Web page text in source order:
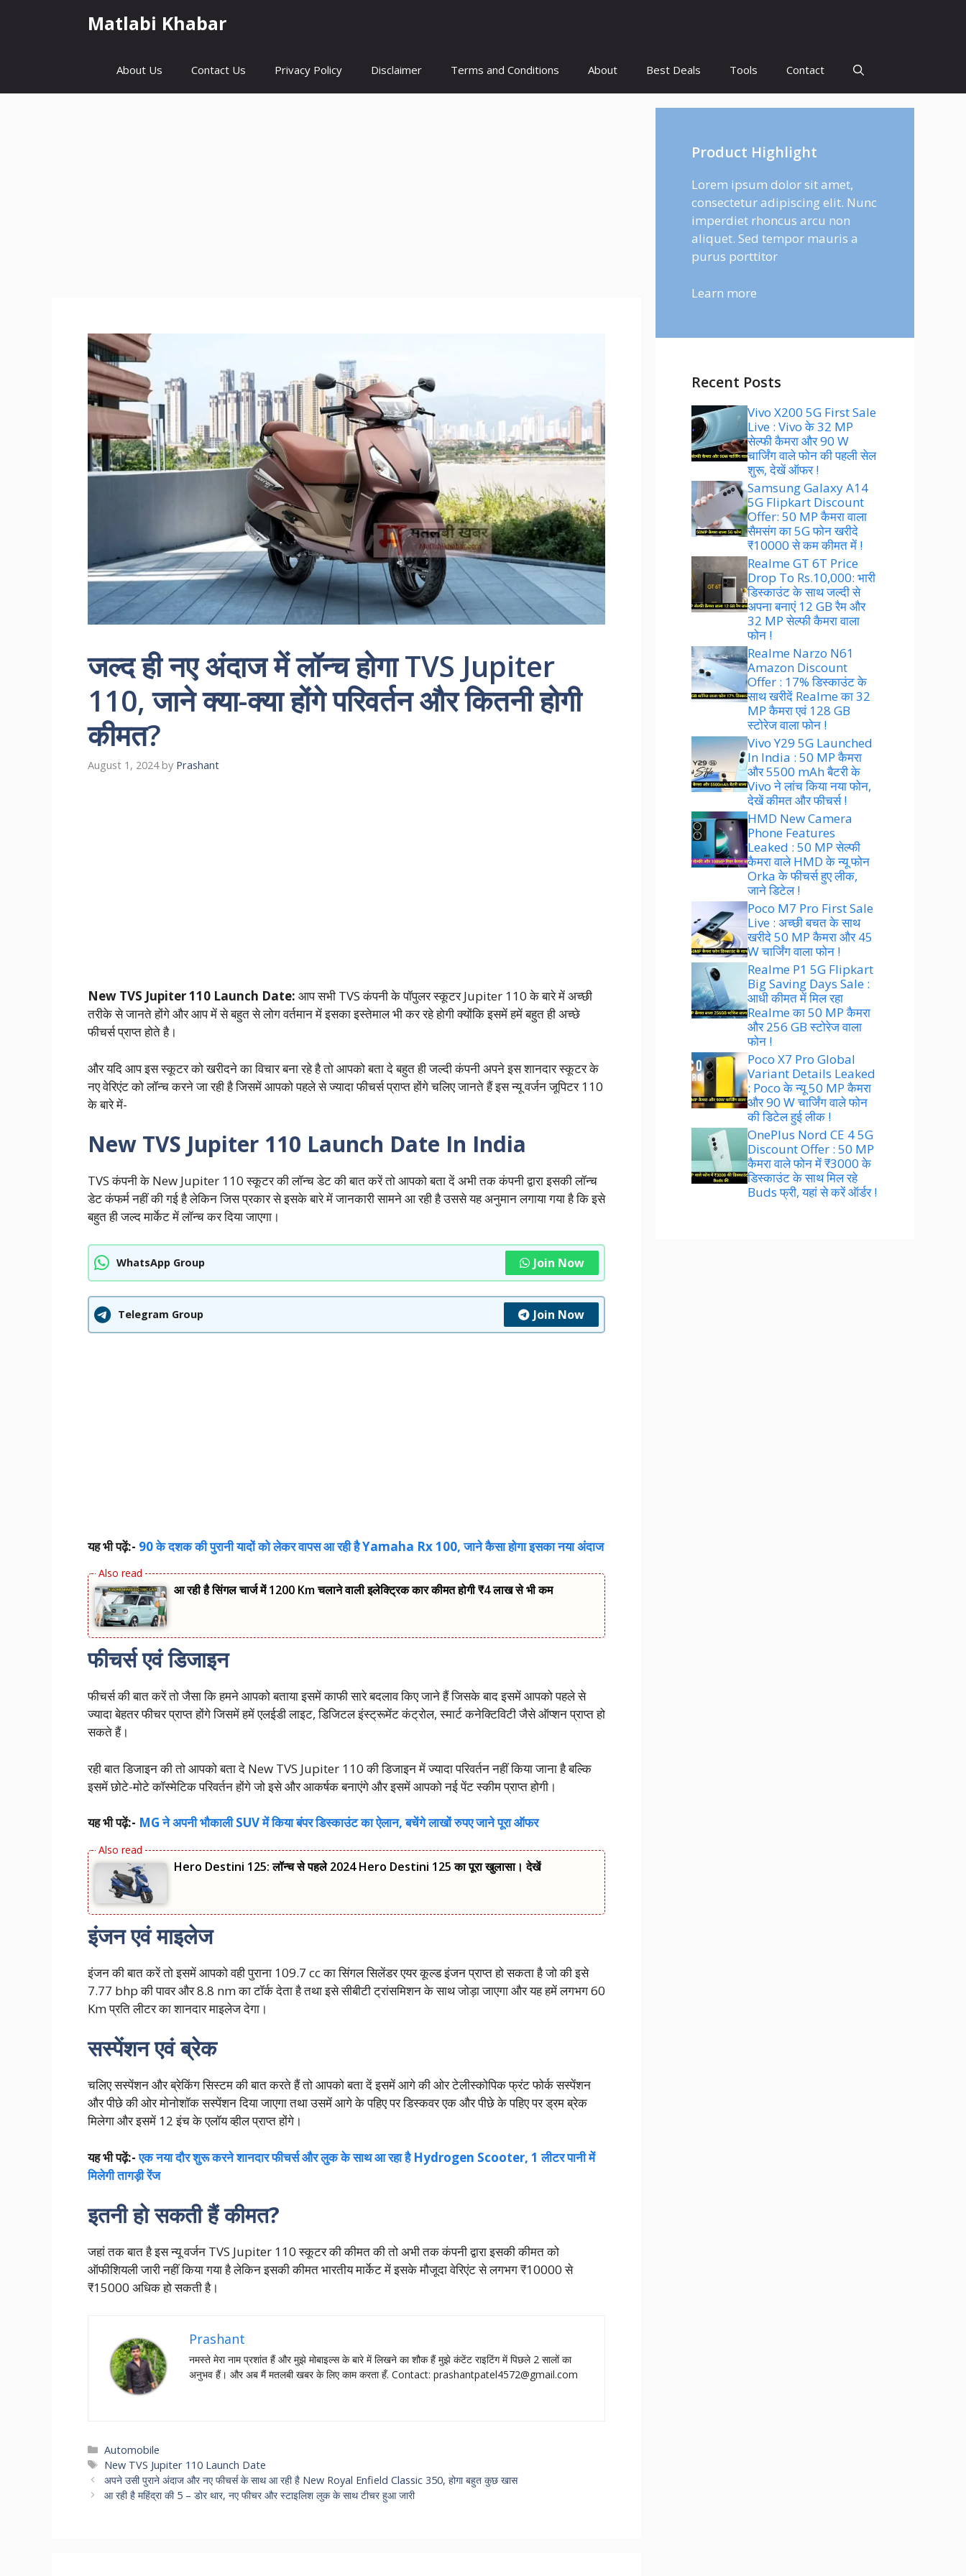
Matlabi Khabar
About Us Contact Us Privacy Policy Disclaimer Terms and Conditions About Best Deals Tools Contact
जल्द ही नए अंदाज में लॉन्च होगा TVS Jupiter
110, जाने क्या-क्या होंगे परिवर्तन और कितनी होगी
कीमत?
August 1, 2024 by Prashant
New TVS Jupiter 110 Launch Date: आप सभी TVS कंपनी के पॉपुलर स्कूटर Jupiter 110 के बारे में अच्छी
तरीके से जानते होंगे और आप में से बहुत से लोग वर्तमान में इसका इस्तेमाल भी कर रहे होगी क्योंकि इसमें हमें बहुत ही अच्छे
फीचर्स प्राप्त होते है।
और यदि आप इस स्कूटर को खरीदने का विचार बना रहे है तो आपको बता दे बहुत ही जल्दी कंपनी अपने इस शानदार स्कूटर के
नए वेरिएंट को लॉन्च करने जा रही है जिसमें आपको पहले से ज्यादा फीचर्स प्राप्त होंगे चलिए जानते हैं इस न्यू वर्जन जूपिटर 110
के बारे में-
New TVS Jupiter 110 Launch Date In India
TVS कंपनी के New Jupiter 110 स्कूटर की लॉन्च डेट की बात करें तो आपको बता दें अभी तक कंपनी द्वारा इसकी लॉन्च
डेट कंफर्म नहीं की गई है लेकिन जिस प्रकार से इसके बारे में जानकारी सामने आ रही है उससे यह अनुमान लगाया गया है कि इसे
बहुत ही जल्द मार्केट में लॉन्च कर दिया जाएगा।
WhatsApp Group Join Now
Telegram Group Join Now
यह भी पढ़ें:- 90 के दशक की पुरानी यादों को लेकर वापस आ रही है Yamaha Rx 100, जाने कैसा होगा इसका नया अंदाज
आ रही है सिंगल चार्ज में 1200 Km चलाने वाली इलेक्ट्रिक कार कीमत होगी ₹4 लाख से भी कम
फीचर्स एवं डिजाइन
फीचर्स की बात करें तो जैसा कि हमने आपको बताया इसमें काफी सारे बदलाव किए जाने हैं जिसके बाद इसमें आपको पहले से
ज्यादा बेहतर फीचर प्राप्त होंगे जिसमें हमें एलईडी लाइट, डिजिटल इंस्ट्रूमेंट कंट्रोल, स्मार्ट कनेक्टिविटी जैसे ऑप्शन प्राप्त हो
सकते हैं।
रही बात डिजाइन की तो आपको बता दे New TVS Jupiter 110 की डिजाइन में ज्यादा परिवर्तन नहीं किया जाना है बल्कि
इसमें छोटे-मोटे कॉस्मेटिक परिवर्तन होंगे जो इसे और आकर्षक बनाएंगे और इसमें आपको नई पेंट स्कीम प्राप्त होगी।
यह भी पढ़ें:- MG ने अपनी भौकाली SUV में किया बंपर डिस्काउंट का ऐलान, बचेंगे लाखों रुपए जाने पूरा ऑफर
Hero Destini 125: लॉन्‍च से पहले 2024 Hero Destini 125 का पूरा खुलासा। देखें
इंजन एवं माइलेज
इंजन की बात करें तो इसमें आपको वही पुराना 109.7 cc का सिंगल सिलेंडर एयर कूल्ड इंजन प्राप्त हो सकता है जो की इसे
7.77 bhp की पावर और 8.8 nm का टॉर्क देता है तथा इसे सीबीटी ट्रांसमिशन के साथ जोड़ा जाएगा और यह हमें लगभग 60
Km प्रति लीटर का शानदार माइलेज देगा।
सस्पेंशन एवं ब्रेक
चलिए सस्पेंशन और ब्रेकिंग सिस्टम की बात करते हैं तो आपको बता दें इसमें आगे की ओर टेलीस्कोपिक फ्रंट फोर्क सस्पेंशन
और पीछे की ओर मोनोशॉक सस्पेंशन दिया जाएगा तथा उसमें आगे के पहिए पर डिस्कवर एक और पीछे के पहिए पर ड्रम ब्रेक
मिलेगा और इसमें 12 इंच के एलॉय व्हील प्राप्त होंगे।
यह भी पढ़ें:-एक नया दौर शुरू करने शानदार फीचर्स और लुक के साथ आ रहा है Hydrogen Scooter, 1 लीटर पानी में
मिलेगी तागड़ी रेंज
इतनी हो सकती हैं कीमत?
जहां तक बात है इस न्यू वर्जन TVS Jupiter 110 स्कूटर की कीमत की तो अभी तक कंपनी द्वारा इसकी कीमत को
ऑफीशियली जारी नहीं किया गया है लेकिन इसकी कीमत भारतीय मार्केट में इसके मौजूदा वेरिएंट से लगभग ₹10000 से
₹15000 अधिक हो सकती है।
Prashant
नमस्‍ते मेरा नाम प्रशांत हैं और मुझे मोबाइल्‍स के बारे में लिखने का शौक हैं मुझे कंटेंट राइटिंग में पिछले 2 सालों का
अनुभव हैं। और अब मैं मतलबी खबर के लिए काम करता हँ. Contact: prashantpatel4572@gmail.com
Categories
Automobile
Tags
New TVS Jupiter 110 Launch Date
अपने उसी पुराने अंदाज और नए फीचर्स के साथ आ रही है New Royal Enfield Classic 350, होगा बहुत कुछ खास
आ रही है महिंद्रा की 5 – डोर थार, नए फीचर और स्टाइलिश लुक के साथ टीचर हुआ जारी
Product Highlight
Lorem ipsum dolor sit amet,
consectetur adipiscing elit. Nunc
imperdiet rhoncus arcu non
aliquet. Sed tempor mauris a
purus porttitor
Learn more
Recent Posts
Vivo X200 5G First Sale
Live : Vivo के 32 MP
सेल्फी कैमरा और 90 W
चार्जिंग वाले फोन की पहली सेल
शुरू, देखें ऑफर !
Samsung Galaxy A14
5G Flipkart Discount
Offer: 50 MP कैमरा वाला
सैमसंग का 5G फोन खरीदे
₹10000 से कम कीमत में !
Realme GT 6T Price
Drop To Rs.10,000: भारी
डिस्काउंट के साथ जल्दी से
अपना बनाएं 12 GB रैम और
32 MP सेल्फी कैमरा वाला
फोन !
Realme Narzo N61
Amazon Discount
Offer : 17% डिस्काउंट के
साथ खरीदें Realme का 32
MP कैमरा एवं 128 GB
स्टोरेज वाला फोन !
Vivo Y29 5G Launched
In India : 50 MP कैमरा
और 5500 mAh बैटरी के
Vivo ने लांच किया नया फोन,
देखें कीमत और फीचर्स !
HMD New Camera
Phone Features
Leaked : 50 MP सेल्फी
कैमरा वाले HMD के न्यू फोन
Orka के फीचर्स हुए लीक,
जाने डिटेल !
Poco M7 Pro First Sale
Live : अच्छी बचत के साथ
खरीदे 50 MP कैमरा और 45
W चार्जिंग वाला फोन !
Realme P1 5G Flipkart
Big Saving Days Sale :
आधी कीमत में मिल रहा
Realme का 50 MP कैमरा
और 256 GB स्टोरेज वाला
फोन !
Poco X7 Pro Global
Variant Details Leaked
: Poco के न्यू 50 MP कैमरा
और 90 W चार्जिंग वाले फोन
की डिटेल हुई लीक !
OnePlus Nord CE 4 5G
Discount Offer : 50 MP
कैमरा वाले फोन में ₹3000 के
डिस्काउंट के साथ मिल रहे
Buds फ्री, यहां से करें ऑर्डर !